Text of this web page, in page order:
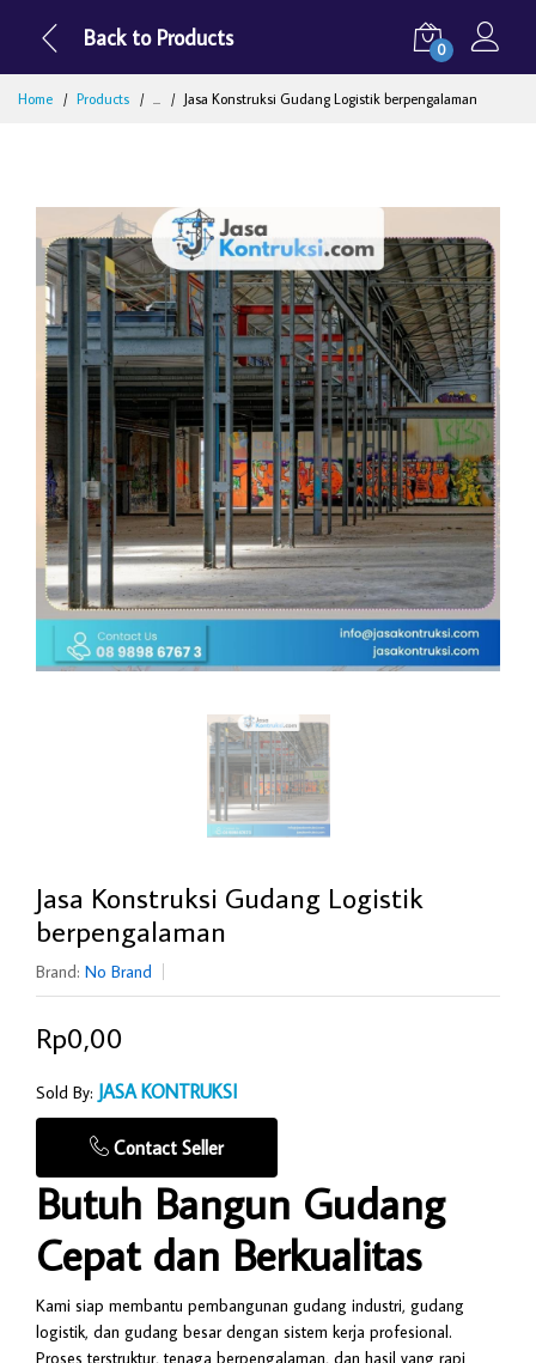
Back to Products 0
Home Products ... Jasa Konstruksi Gudang Logistik berpengalaman
Jasa Konstruksi Gudang Logistik
berpengalaman
Brand: No Brand
Rp0,00
Sold By: JASA KONTRUKSI
Contact Seller
Butuh Bangun Gudang
Cepat dan Berkualitas
Kami siap membantu pembangunan gudang industri, gudang
logistik, dan gudang besar dengan sistem kerja profesional.
Proses terstruktur, tenaga berpengalaman, dan hasil yang rapi